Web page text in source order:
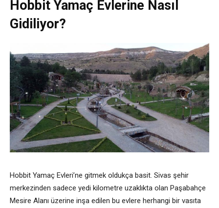
Hobbit Yamaç Evlerine Nasıl
Gidiliyor?
Hobbit Yamaç Evleri’ne gitmek oldukça basit. Sivas şehir
merkezinden sadece yedi kilometre uzaklıkta olan Paşabahçe
Mesire Alanı üzerine inşa edilen bu evlere herhangi bir vasıta